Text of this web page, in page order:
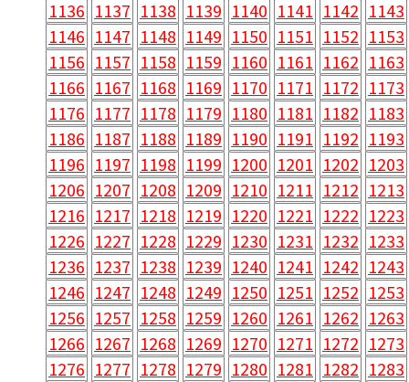
1136 1137 1138 1139 1140 1141 1142 1143
1146 1147 1148 1149 1150 1151 1152 1153
1156 1157 1158 1159 1160 1161 1162 1163
1166 1167 1168 1169 1170 1171 1172 1173
1176 1177 1178 1179 1180 1181 1182 1183
1186 1187 1188 1189 1190 1191 1192 1193
1196 1197 1198 1199 1200 1201 1202 1203
1206 1207 1208 1209 1210 1211 1212 1213
1216 1217 1218 1219 1220 1221 1222 1223
1226 1227 1228 1229 1230 1231 1232 1233
1236 1237 1238 1239 1240 1241 1242 1243
1246 1247 1248 1249 1250 1251 1252 1253
1256 1257 1258 1259 1260 1261 1262 1263
1266 1267 1268 1269 1270 1271 1272 1273
1276 1277 1278 1279 1280 1281 1282 1283